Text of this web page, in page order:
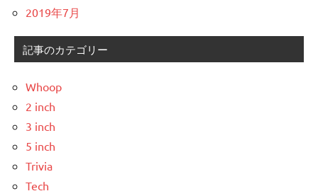
2019年7月
記事のカテゴリー
Whoop
2 inch
3 inch
5 inch
Trivia
Tech